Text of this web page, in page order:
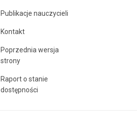
Publikacje nauczycieli
Kontakt
Poprzednia wersja
strony
Raport o stanie
dostępności